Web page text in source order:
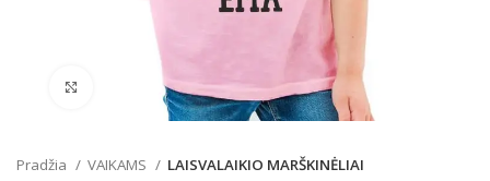
Pradžia VAIKAMS LAISVALAIKIO MARŠKINĖLIAI